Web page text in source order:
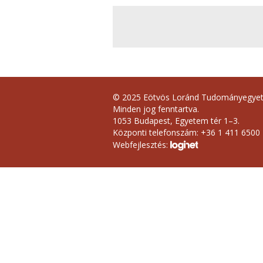
© 2025 Eötvös Loránd
Minden jog fenntartva.
1053 Budapest, Egyetem tér 1–3.
Központi telefonszám: +36 1 411 6500
Webfejlesztés: